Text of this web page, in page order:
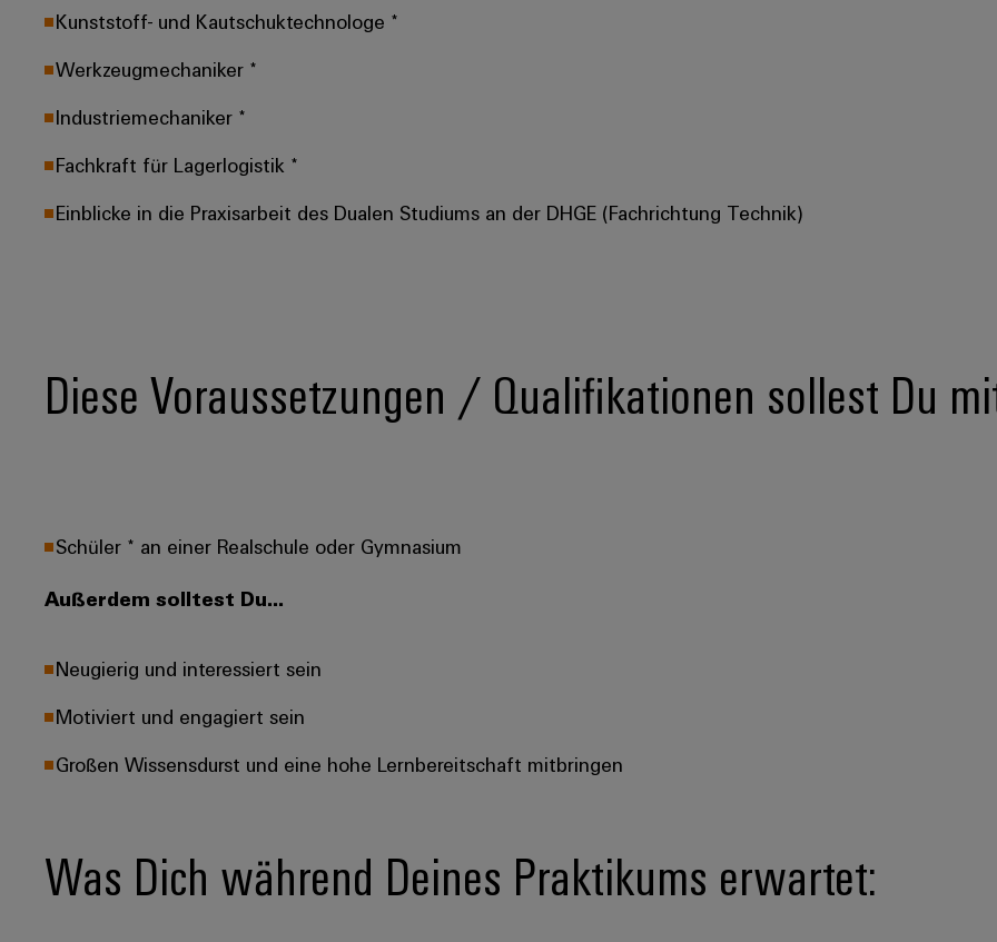
Kunststoff- und Kautschuktechnologe *
Werkzeugmechaniker *
Industriemechaniker *
Fachkraft für Lagerlogistik *
Einblicke in die Praxisarbeit des Dualen Studiums an der DHGE (Fachrichtung Technik)
Diese Voraussetzungen / Qualifikationen sollest Du
Schüler * an einer Realschule oder Gymnasium
Außerdem solltest Du...
Neugierig und interessiert sein
Motiviert und engagiert sein
Großen Wissensdurst und eine hohe Lernbereitschaft mitbringen
Was Dich während Deines Praktikums erwartet: